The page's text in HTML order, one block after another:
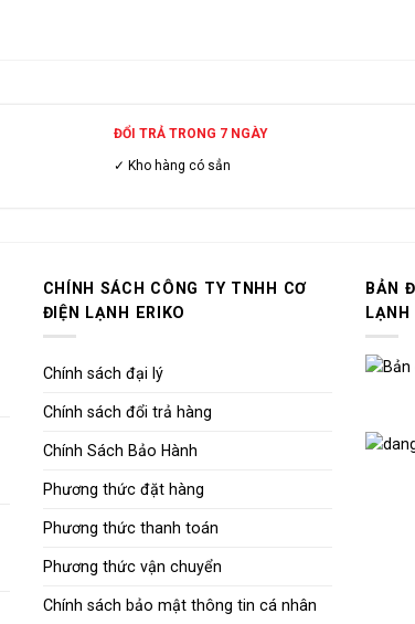
ĐỔI TRẢ TRONG 7 NGÀY
✓ Kho hàng có sẳn
CHÍNH SÁCH CÔNG TY TNHH CƠ
ĐIỆN LẠNH ERIKO
Chính sách đại lý
Chính sách đổi trả hàng
Chính Sách Bảo Hành
Phương thức đặt hàng
Phương thức thanh toán
Phương thức vận chuyển
Chính sách bảo mật thông tin cá nhân
BẢN
LẠNH